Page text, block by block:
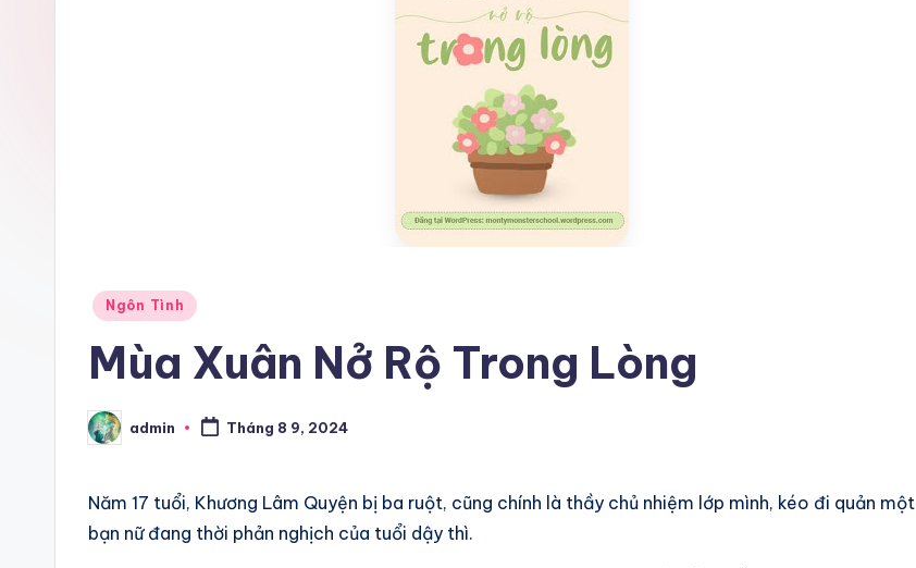
Posted
Ngôn Tình
Mùa Xuân Nở Rộ Trong Lòng
Posted
by
admin Tháng 8 9, 2024
Năm 17 tuổi, Khương Lâm Quyện bị ba ruột, cũng chính là thầy chủ nhiệm lớp mình, kéo đi quản một
bạn nữ đang thời phản nghịch của tuổi dậy thì.